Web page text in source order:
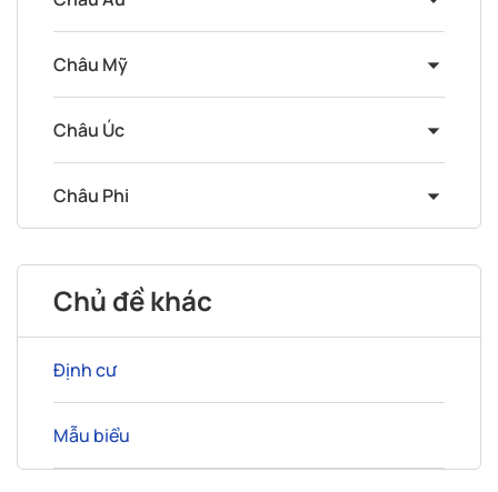
Châu Mỹ
Châu Úc
Châu Phi
Chủ đề khác
Định cư
Mẫu biểu